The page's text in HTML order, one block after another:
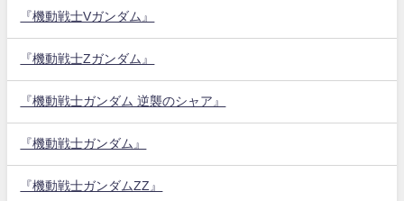
『機動戦士Vガンダム』
『機動戦士Zガンダム』
『機動戦士ガンダム 逆襲のシャア』
『機動戦士ガンダム』
『機動戦士ガンダムZZ』